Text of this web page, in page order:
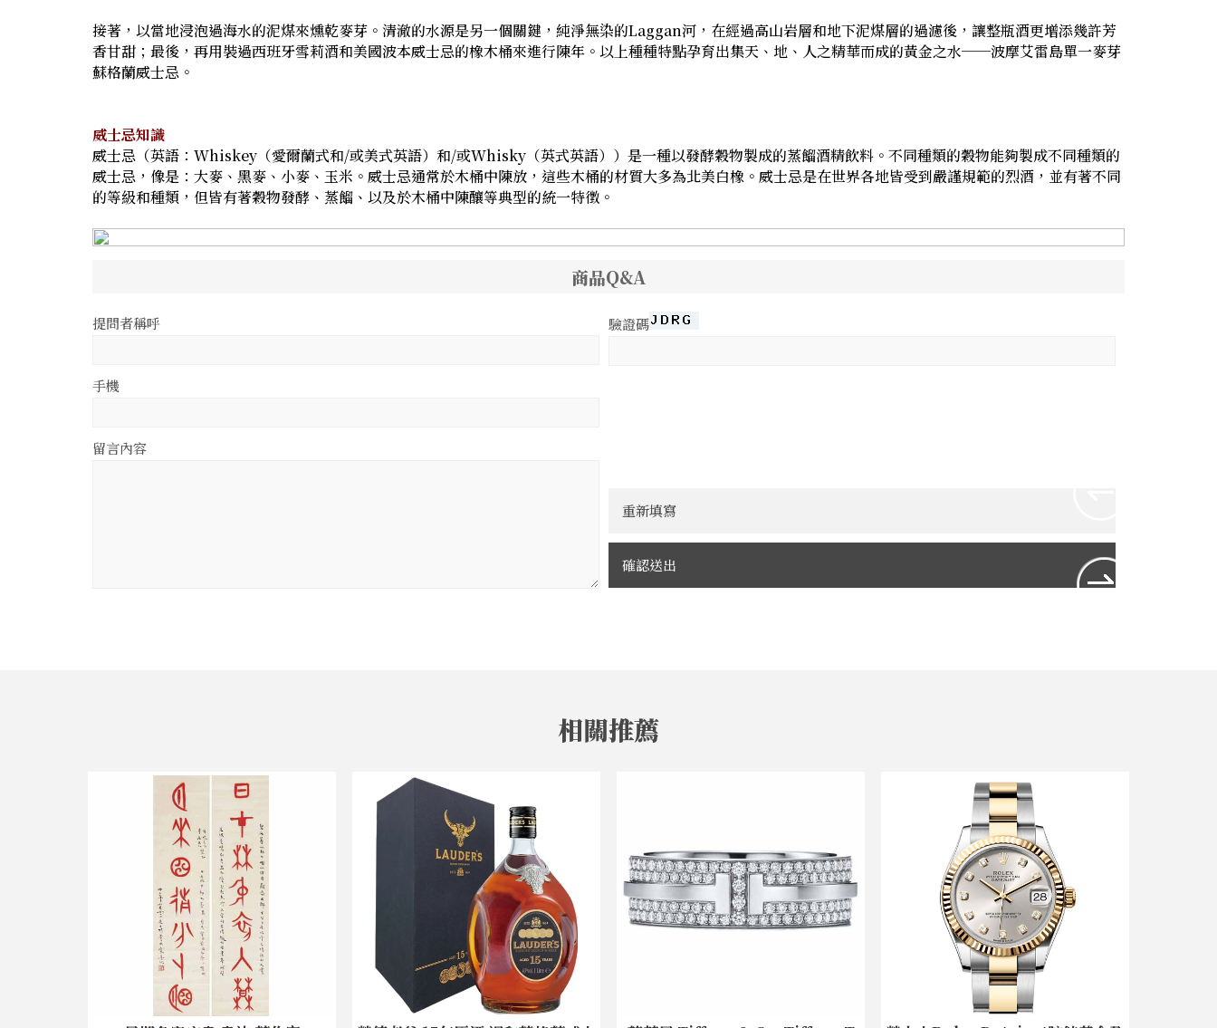
接著，以當地浸泡過海水的泥煤來燻乾麥芽。清澈的水源是另一個關鍵，純淨無染的Laggan河，在經過高山岩層和地下泥煤層的過濾後，讓整瓶酒更增添幾許芳
香甘甜；最後，再用裝過西班牙雪莉酒和美國波本威士忌的橡木桶來進行陳年。以上種種特點孕育出集天、地、人之精華而成的黃金之水──波摩艾雷島單一麥芽
蘇格蘭威士忌。
威士忌知識
威士忌（英語：Whiskey（愛爾蘭式和/或美式英語）和/或Whisky（英式英語））是一種以發酵穀物製成的蒸餾酒精飲料。不同種類的穀物能夠製成不同種類的
威士忌，像是：大麥、黑麥、小麥、玉米。威士忌通常於木桶中陳放，這些木桶的材質大多為北美白橡。威士忌是在世界各地皆受到嚴謹規範的烈酒，並有著不同
的等級和種類，但皆有著穀物發酵、蒸餾、以及於木桶中陳釀等典型的統一特徵。
商品Q&A
提問者稱呼
手機
留言內容
驗證碼